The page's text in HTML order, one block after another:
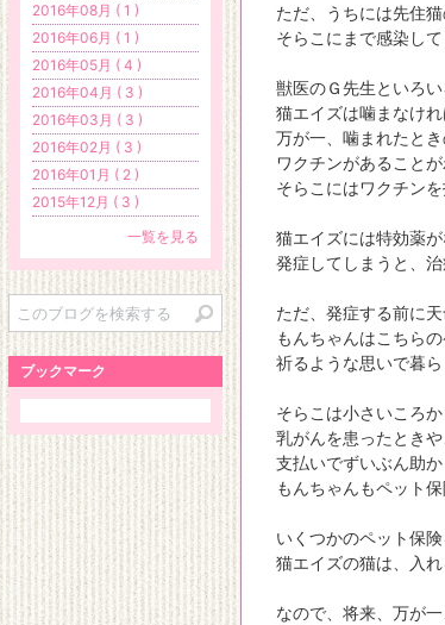
ただ、うちには先住
そらこにまで感染し
獣医のＧ先生といろ
猫エイズは噛まなけれ
万が一、噛まれたと
ワクチンがあることが
そらこにはワクチン
猫エイズには特効薬が
発症してしまうと、
ただ、発症する前に
もんちゃんはこちら
祈るような思いで暮ら
そらこは小さいころ
乳がんを患ったとき
支払いでずいぶん助
もんちゃんもペット
いくつかのペット保
猫エイズの猫は、入
なので、将来、万が
2016年08月 ( 1 )
2016年06月 ( 1 )
2016年05月 ( 4 )
2016年04月 ( 3 )
2016年03月 ( 3 )
2016年02月 ( 3 )
2016年01月 ( 2 )
2015年12月 ( 3 )
一覧を見る
ブックマーク